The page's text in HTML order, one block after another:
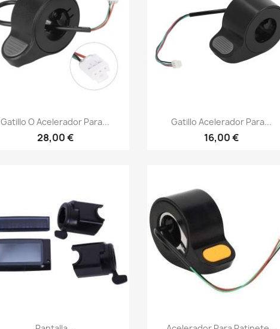
Vista rápida
Gatillo O Acelerador Para...
28,00 €
Vista rápida
Gatillo Acelerador Para...
16,00 €
Vista rápida Vista rápida